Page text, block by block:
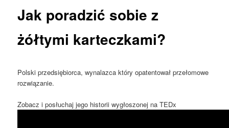
Jak poradzić sobie z
żółtymi karteczkami?
Polski przedsiębiorca, wynalazca który opatentował przełomowe
rozwiązanie.
Zobacz i posłuchaj jego historii wygłoszonej na TEDx